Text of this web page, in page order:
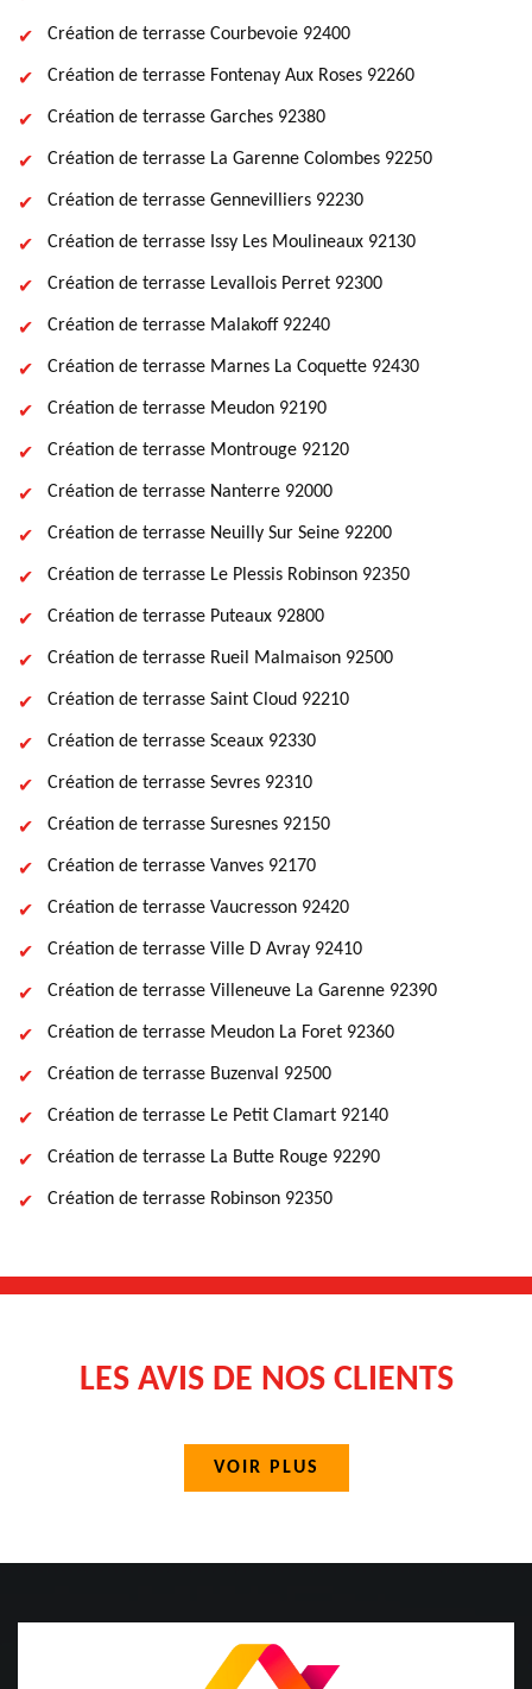
Création de terrasse Courbevoie 92400
Création de terrasse Fontenay Aux Roses 92260
Création de terrasse Garches 92380
Création de terrasse La Garenne Colombes 92250
Création de terrasse Gennevilliers 92230
Création de terrasse Issy Les Moulineaux 92130
Création de terrasse Levallois Perret 92300
Création de terrasse Malakoff 92240
Création de terrasse Marnes La Coquette 92430
Création de terrasse Meudon 92190
Création de terrasse Montrouge 92120
Création de terrasse Nanterre 92000
Création de terrasse Neuilly Sur Seine 92200
Création de terrasse Le Plessis Robinson 92350
Création de terrasse Puteaux 92800
Création de terrasse Rueil Malmaison 92500
Création de terrasse Saint Cloud 92210
Création de terrasse Sceaux 92330
Création de terrasse Sevres 92310
Création de terrasse Suresnes 92150
Création de terrasse Vanves 92170
Création de terrasse Vaucresson 92420
Création de terrasse Ville D Avray 92410
Création de terrasse Villeneuve La Garenne 92390
Création de terrasse Meudon La Foret 92360
Création de terrasse Buzenval 92500
Création de terrasse Le Petit Clamart 92140
Création de terrasse La Butte Rouge 92290
Création de terrasse Robinson 92350
LES AVIS DE NOS CLIENTS
VOIR PLUS